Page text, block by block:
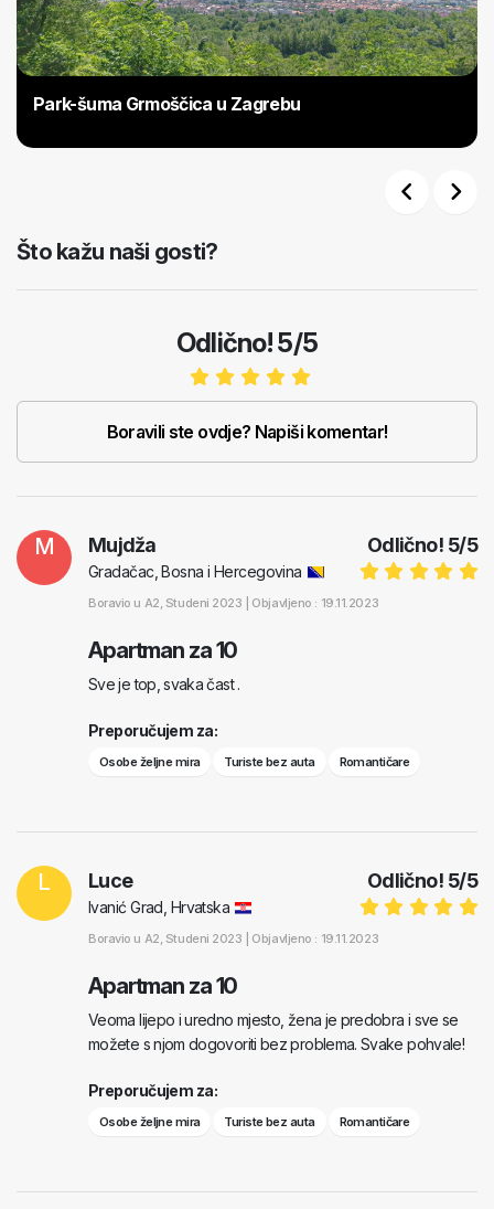
Park-šuma Grmoščica u Zagrebu
Što kažu naši gosti?
Odlično! 5/5
Boravili ste ovdje? Napiši komentar!
M Odlično! 5/5
Mujdža
Gradačac, Bosna i Hercegovina
Boravio u A2, Studeni 2023 | Objavljeno : 19.11.2023
Apartman za 10
Sve je top, svaka čast .
Preporučujem za:
Osobe željne mira Turiste bez auta Romantičare
L Odlično! 5/5
Luce
Ivanić Grad, Hrvatska
Boravio u A2, Studeni 2023 | Objavljeno : 19.11.2023
Apartman za 10
Veoma lijepo i uredno mjesto, žena je predobra i sve se
možete s njom dogovoriti bez problema. Svake pohvale!
Preporučujem za:
Osobe željne mira Turiste bez auta Romantičare